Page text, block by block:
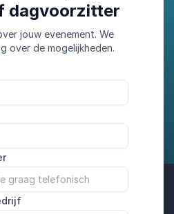
dagvoorzitter
jouw evenement. We
over de mogelijkheden.